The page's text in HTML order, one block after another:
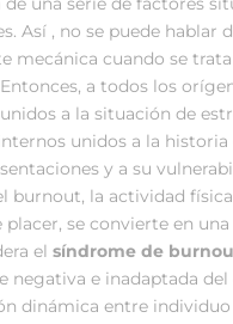
Así , no se puede hablar
mecánica cuando se
a todos los
a la situación de
unidos a la historia
y a su
burnout, la actividad
placer, se convierte en
el síndrome de
negativa e inadaptada del
dinámica entre